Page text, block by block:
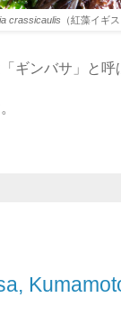
crassicaulis （紅藻イギ
ギンバサ」と